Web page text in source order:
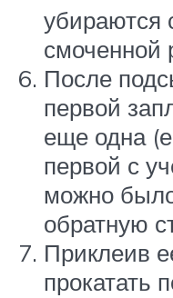
убираются
смоченной
После
первой
еще одна
первой с
можно
обратную
Приклеив
прокатать